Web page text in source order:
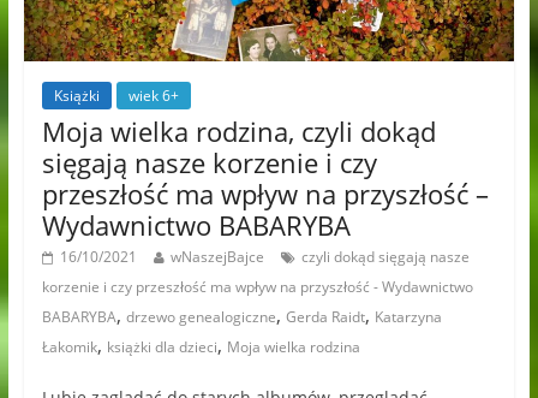
Książki wiek 6+
Moja wielka rodzina, czyli dokąd
sięgają nasze korzenie i czy
przeszłość ma wpływ na przyszłość –
Wydawnictwo BABARYBA
16/10/2021 wNaszejBajce
czyli dokąd sięgają nasze
korzenie i czy przeszłość ma wpływ na przyszłość - Wydawnictwo
BABARYBA, drzewo genealogiczne, Gerda Raidt, Katarzyna
Łakomik, książki dla dzieci, Moja wielka rodzina